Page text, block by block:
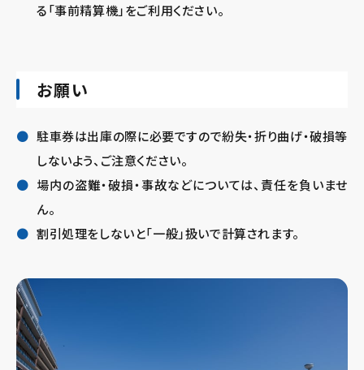
る「事前精算機」をご利用ください。
お願い
駐車券は出庫の際に必要ですので紛失・折り曲げ・破損等
しないよう、ご注意ください。
場内の盗難・破損・事故などについては、責任を負いませ
ん。
割引処理をしないと「一般」扱いで計算されます。